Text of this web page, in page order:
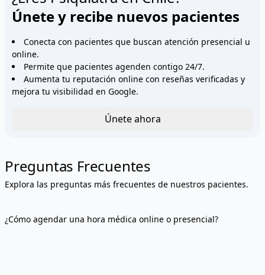
Únete y recibe nuevos pacientes
Conecta con pacientes que buscan atención presencial u
online.
Permite que pacientes agenden contigo 24/7.
Aumenta tu reputación online con reseñas verificadas y
mejora tu visibilidad en Google.
Únete ahora
Preguntas Frecuentes
Explora las preguntas más frecuentes de nuestros pacientes.
¿Cómo agendar una hora médica online o presencial?